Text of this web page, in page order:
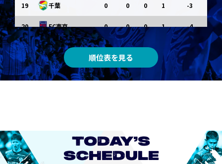
19 千葉 0 0 0 1 -3
20 FC東京 0 0 0 1 -4
順位表を見る
TODAY’S
SCHEDULE